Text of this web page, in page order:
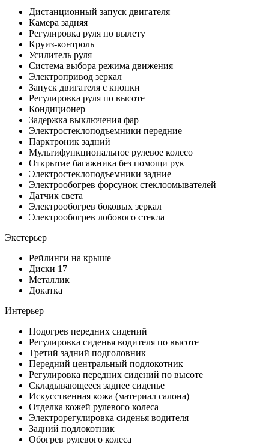
Дистанционный запуск двигателя
Камера задняя
Регулировка руля по вылету
Круиз-контроль
Усилитель руля
Система выбора режима движения
Электропривод зеркал
Запуск двигателя с кнопки
Регулировка руля по высоте
Кондиционер
Задержка выключения фар
Электростеклоподъемники передние
Парктроник задний
Мультифункциональное рулевое колесо
Открытие багажника без помощи рук
Электростеклоподъемники задние
Электрообогрев форсунок стеклоомывателей
Датчик света
Электрообогрев боковых зеркал
Электрообогрев лобового стекла
Экстерьер
Рейлинги на крыше
Диски 17
Металлик
Докатка
Интерьер
Подогрев передних сидений
Регулировка сиденья водителя по высоте
Третий задний подголовник
Передний центральный подлокотник
Регулировка передних сидений по высоте
Складывающееся заднее сиденье
Искусственная кожа (материал салона)
Отделка кожей рулевого колеса
Электрорегулировка сиденья водителя
Задний подлокотник
Обогрев рулевого колеса